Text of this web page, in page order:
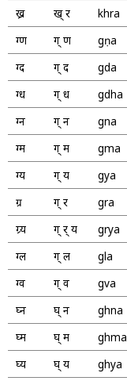
ख्र
ख् र
khra
ग्ण
ग् ण
gṇa
ग्द
ग् द
gda
ग्ध
ग् ध
gdha
ग्न
ग् न
gna
ग्म
ग् म
gma
ग्य
ग् य
gya
ग्र
ग् र
gra
ग्र्य
ग् र् य
grya
ग्ल
ग् ल
gla
ग्व
ग् व
gva
घ्न
घ् न
ghna
घ्म
घ् म
ghma
घ्य
घ् य
ghya